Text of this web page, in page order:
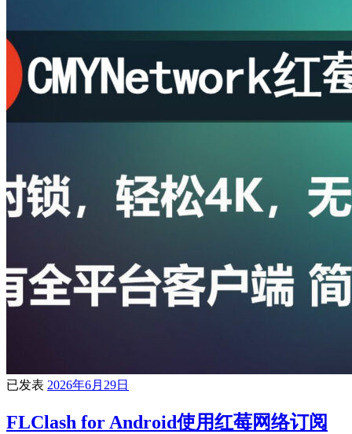
已发表 2026年6月29日
FLClash for Android使用红莓网络订阅